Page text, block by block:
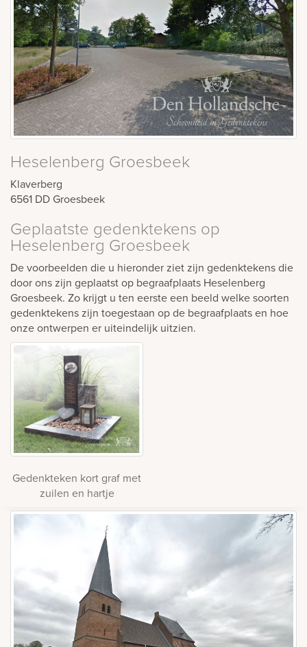
Heselenberg Groesbeek
Klaverberg
6561 DD Groesbeek
Geplaatste gedenktekens op
Heselenberg Groesbeek
De voorbeelden die u hieronder ziet zijn gedenktekens die
door ons zijn geplaatst op begraafplaats Heselenberg
Groesbeek. Zo krijgt u ten eerste een beeld welke soorten
gedenktekens zijn toegestaan op de begraafplaats en hoe
onze ontwerpen er uiteindelijk uitzien.
Gedenkteken kort graf met
zuilen en hartje